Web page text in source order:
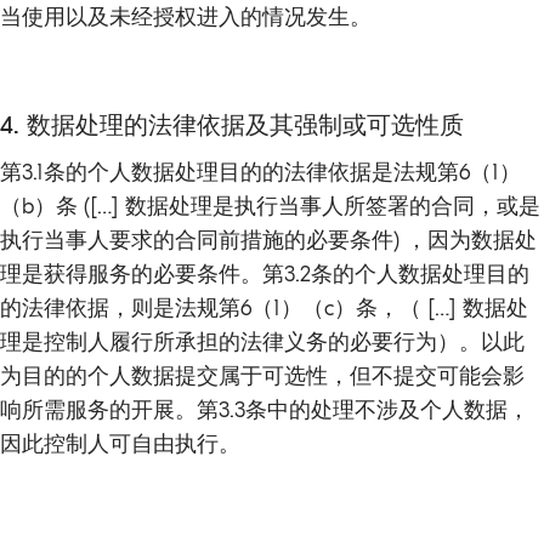
当使用以及未经授权进入的情况发生。
4. 数据处理的法律依据及其强制或可选性质
第3.1条的个人数据处理目的的法律依据是法规第6（1）
（b）条 ([…] 数据处理是执行当事人所签署的合同，或是
执行当事人要求的合同前措施的必要条件) ，因为数据处
理是获得服务的必要条件。第3.2条的个人数据处理目的
的法律依据，则是法规第6（1）（c）条，（ […] 数据处
理是控制人履行所承担的法律义务的必要行为）。以此
为目的的个人数据提交属于可选性，但不提交可能会影
响所需服务的开展。第3.3条中的处理不涉及个人数据，
因此控制人可自由执行。